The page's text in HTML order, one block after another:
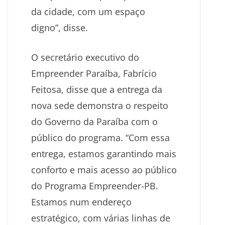
da cidade, com um espaço
digno”, disse.
O secretário executivo do
Empreender Paraíba, Fabrício
Feitosa, disse que a entrega da
nova sede demonstra o respeito
do Governo da Paraíba com o
público do programa. “Com essa
entrega, estamos garantindo mais
conforto e mais acesso ao público
do Programa Empreender-PB.
Estamos num endereço
estratégico, com várias linhas de